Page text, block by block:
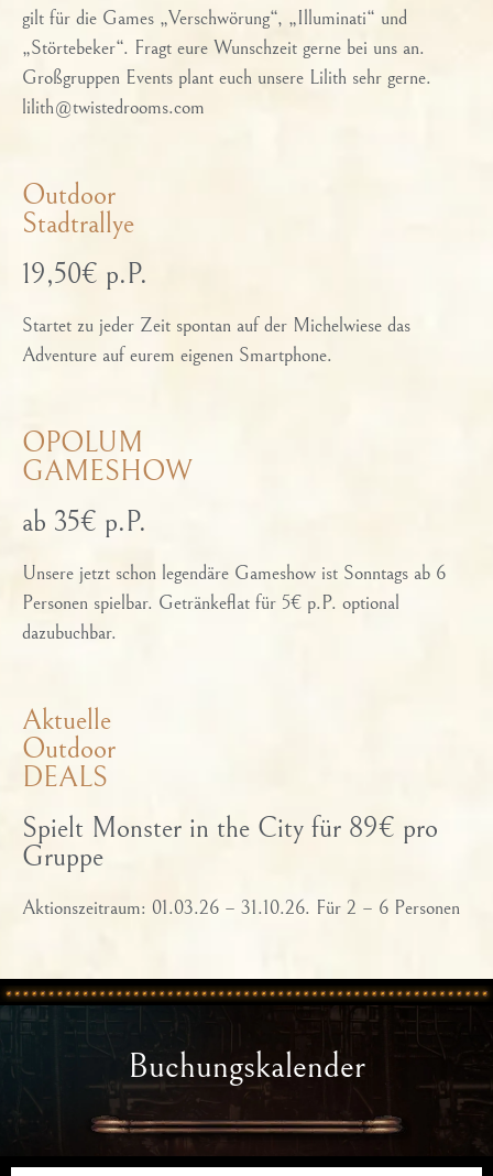
gilt für die Games „Verschwörung“, „Illuminati“ und
„Störtebeker“. Fragt eure Wunschzeit gerne bei uns an.
Großgruppen Events plant euch unsere Lilith sehr gerne.
lilith@twistedrooms.com
Outdoor
Stadtrallye
19,50€ p.P.
Startet zu jeder Zeit spontan auf der Michelwiese das
Adventure auf eurem eigenen Smartphone.
OPOLUM
GAMESHOW
ab 35€ p.P.
Unsere jetzt schon legendäre Gameshow ist Sonntags ab 6
Personen spielbar. Getränkeflat für 5€ p.P. optional
dazubuchbar.
Aktuelle
Outdoor
DEALS
Spielt Monster in the City für 89€ pro
Gruppe
Aktionszeitraum: 01.03.26 – 31.10.26. Für 2 – 6 Personen
Buchungskalender